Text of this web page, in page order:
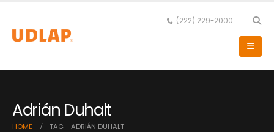
(222) 229-2000
Adrián Duhalt
HOME TAG - ADRIÁN DUHALT